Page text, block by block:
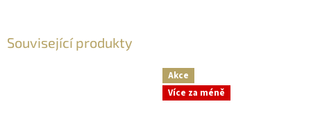
Související produkty
Akce
Více za méně